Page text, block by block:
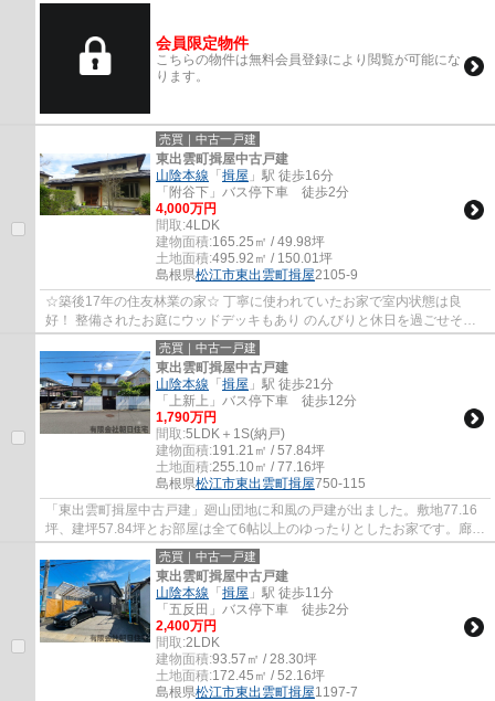
会員限定物件
こちらの物件は無料会員登録により閲覧が可能にな
ります。
売買｜中古一戸建
東出雲町揖屋中古戸建
山陰本線 「揖屋 」駅 徒歩16分
「附谷下」バス停下車 徒歩2分
4,000万円
間取:4LDK
建物面積:165.25㎡ / 49.98坪
土地面積:495.92㎡ / 150.01坪
島根県松江市東出雲町揖屋2105-9
☆築後17年の住友林業の家☆ 丁寧に使われていたお家で室内状態は良
好！ 整備されたお庭にウッドデッキもあり のんびりと休日を過ごせそう
ですね♩ 書斎もありますし各お部屋も大きくゆと...
売買｜中古一戸建
東出雲町揖屋中古戸建
山陰本線 「揖屋 」駅 徒歩21分
「上新上」バス停下車 徒歩12分
1,790万円
間取:5LDK＋1S(納戸)
建物面積:191.21㎡ / 57.84坪
土地面積:255.10㎡ / 77.16坪
島根県松江市東出雲町揖屋750-115
「東出雲町揖屋中古戸建」廻山団地に和風の戸建が出ました。敷地77.16
坪、建坪57.84坪とお部屋は全て6帖以上のゆったりとしたお家です。廊
下、水回りが明るく広いのも魅力です。敷地内...
売買｜中古一戸建
東出雲町揖屋中古戸建
山陰本線 「揖屋 」駅 徒歩11分
「五反田」バス停下車 徒歩2分
2,400万円
間取:2LDK
建物面積:93.57㎡ / 28.30坪
土地面積:172.45㎡ / 52.16坪
島根県松江市東出雲町揖屋1197-7